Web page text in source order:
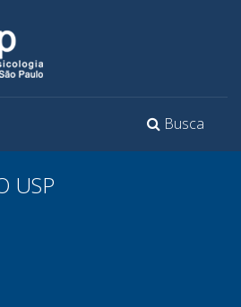
Toggle
Busca
USP